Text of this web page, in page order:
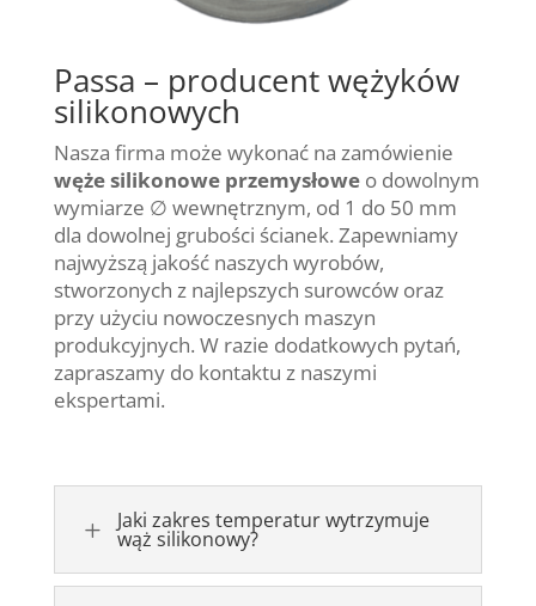
Passa – producent wężyków
silikonowych
Nasza firma może wykonać na zamówienie
węże silikonowe przemysłoweo dowolnym
wymiarze ∅ wewnętrznym, od 1 do 50 mm
dla dowolnej grubości ścianek. Zapewniamy
najwyższą jakość naszych wyrobów,
stworzonych z najlepszych surowców oraz
przy użyciu nowoczesnych maszyn
produkcyjnych. W razie dodatkowych pytań,
zapraszamy do kontaktu z naszymi
ekspertami.
L Jaki zakres temperatur wytrzymuje
wąż silikonowy?